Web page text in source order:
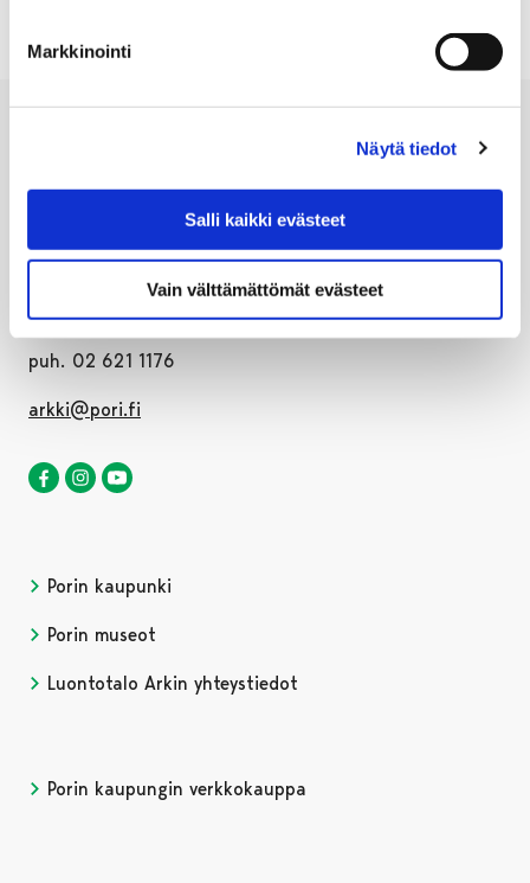
Markkinointi
Näytä tiedot
Salli kaikki evästeet
Vain välttämättömät evästeet
LUONTOTALO ARKKI
Pohjoispuisto 7
28100 Pori, Finland
puh. 02 621 1176
arkki@pori.fi
Luontotalo Arkki Facebookissa
Avautuu uudessa välilehdessä
Luontotalo Arkki Instagramissa
Avautuu uudessa välilehdessä
Porin kaupunki
Porin museot
Luontotalo Arkin yhteystiedot
Porin kaupungin verkkokauppa